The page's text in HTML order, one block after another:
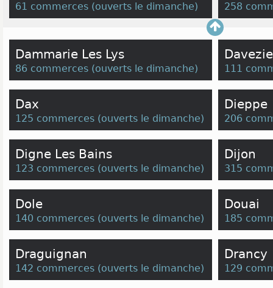
61 commerces (ouverts le dimanche) 258
Dammarie Les Lys
86 commerces (ouverts le dimanche) 111
Dax
125 commerces (ouverts le dimanche)
Dieppe
206
Digne Les Bains
123 commerces (ouverts le dimanche)
Dijon
315
Dole
140 commerces (ouverts le dimanche)
Douai
185
Draguignan
142 commerces (ouverts le dimanche)
Drancy
129